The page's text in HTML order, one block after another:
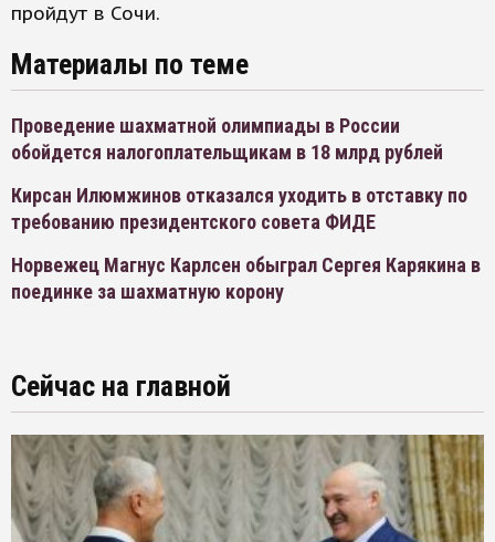
пройдут в Сочи.
Материалы по теме
Проведение шахматной олимпиады в России
обойдется налогоплательщикам в 18 млрд рублей
Кирсан Илюмжинов отказался уходить в отставку по
требованию президентского совета ФИДЕ
Норвежец Магнус Карлсен обыграл Сергея Карякина в
поединке за шахматную корону
Сейчас на главной